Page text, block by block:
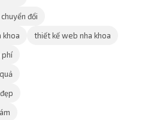
đổi
khoa
thiết kế web nha khoa
phí